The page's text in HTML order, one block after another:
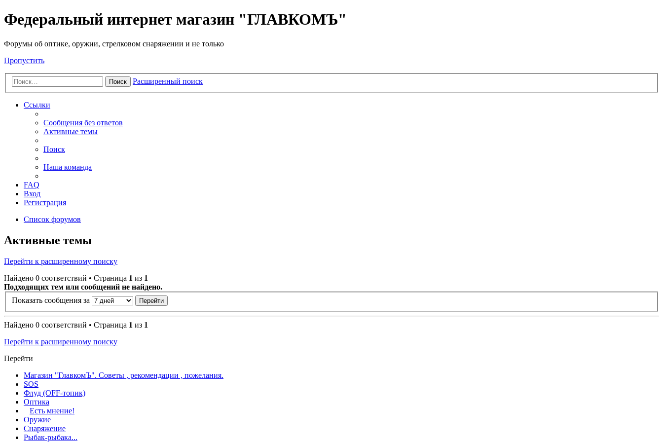
Федеральный интернет магазин "ГЛАВКОМЪ"
Форумы об оптике, оружии, стрелковом снаряжении и не только
Пропустить
Поиск Расширенный поиск
Ссылки
Сообщения без ответов
Активные темы
Поиск
Наша команда
FAQ
Вход
Регистрация
Список форумов
Активные темы
Перейти к расширенному поиску
Найдено 0 соответствий • Страница 1 из 1
Подходящих тем или сообщений не найдено.
Показать сообщения за
Найдено 0 соответствий • Страница 1 из 1
Перейти к расширенному поиску
Перейти
Магазин "ГлавкомЪ". Советы , рекомендации , пожелания.
SOS
Флуд (OFF-топик)
Оптика
Есть мнение!
Оружие
Снаряжение
Рыбак-рыбака...